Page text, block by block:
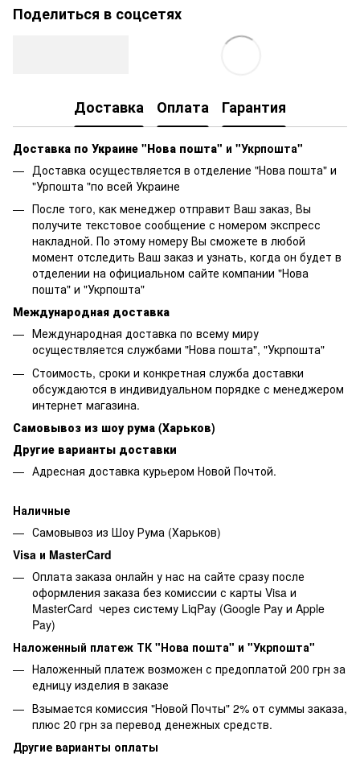
Поделиться в соцсетях
Доставка Оплата Гарантия
Доставка по Украине "Нова пошта" и "Укрпошта"
Доставка осуществляется в отделение "Нова пошта" и
"Урпошта "по всей Украине
После того, как менеджер отправит Ваш заказ, Вы
получите текстовое сообщение с номером экспресс
накладной. По этому номеру Вы сможете в любой
момент отследить Ваш заказ и узнать, когда он будет в
отделении на официальном сайте компании "Нова
пошта" и "Укрпошта"
Международная доставка
Международная доставка по всему миру
осуществляется службами "Нова пошта", "Укрпошта"
Стоимость, сроки и конкретная служба доставки
обсуждаются в индивидуальном порядке с менеджером
интернет магазина.
Самовывоз из шоу рума (Харьков)
Другие варианты доставки
Адресная доставка курьером Новой Почтой.
Наличные
Самовывоз из Шоу Рума (Харьков)
Visa и MasterCard
Оплата заказа онлайн у нас на сайте сразу после
оформления заказа без комиссии с карты Visa и
MasterCard через систему LiqPay (Google Pay и Apple
Pay)
Наложенный платеж ТК "Нова пошта" и "Укрпошта"
Наложенный платеж возможен с предоплатой 200 грн за
едницу изделия в заказе
Взымается комиссия "Новой Почты" 2% от суммы заказа,
плюс 20 грн за перевод денежных средств.
Другие варианты оплаты